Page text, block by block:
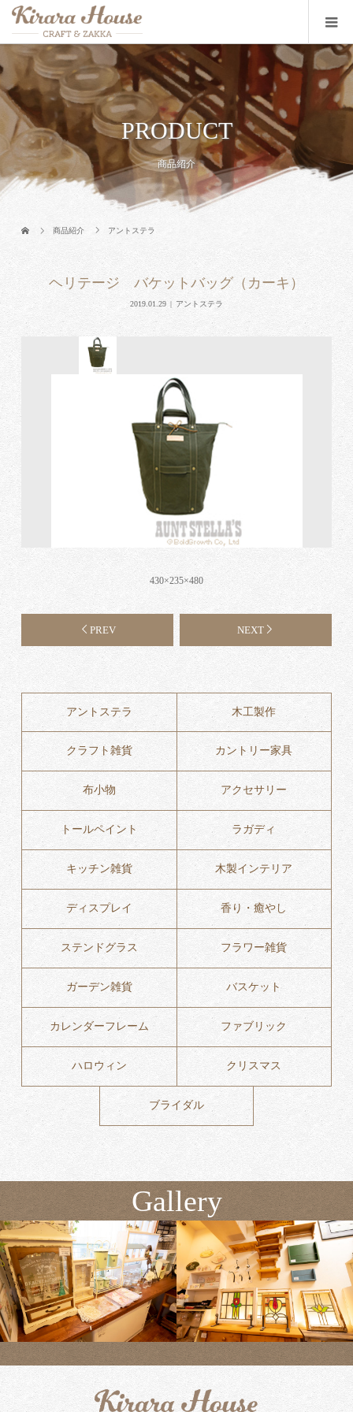
PRODUCT
商品紹介
商品紹介 アントステラ
ヘリテージ バケットバッグ（カーキ）
2019.01.29 アントステラ
430×235×480
PREV NEXT
アントステラ 木工製作
クラフト雑貨 カントリー家具
布小物 アクセサリー
トールペイント ラガディ
キッチン雑貨 木製インテリア
ディスプレイ 香り・癒やし
ステンドグラス フラワー雑貨
ガーデン雑貨 バスケット
カレンダーフレーム ファブリック
ハロウィン クリスマス
ブライダル
Gallery